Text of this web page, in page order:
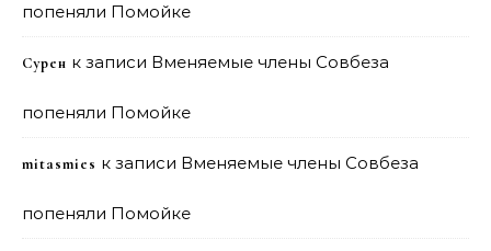
попеняли Помойке
Сурен к записи Вменяемые члены Совбеза
попеняли Помойке
mitasmies к записи Вменяемые члены Совбеза
попеняли Помойке